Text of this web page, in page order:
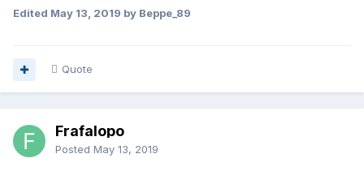
Edited May 13, 2019 by Beppe_89
Quote
Frafalopo
Posted May 13, 2019